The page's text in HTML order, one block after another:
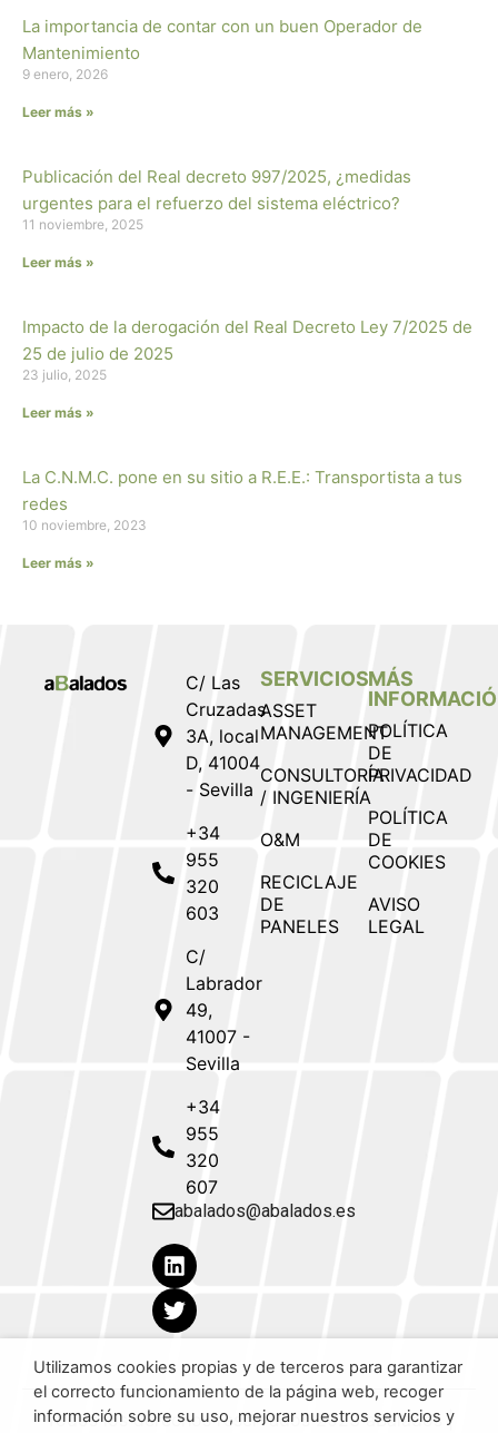
La importancia de contar con un buen Operador de
Mantenimiento
9 enero, 2026
Leer más »
Publicación del Real decreto 997/2025, ¿medidas
urgentes para el refuerzo del sistema eléctrico?
11 noviembre, 2025
Leer más »
Impacto de la derogación del Real Decreto Ley 7/2025 de
25 de julio de 2025
23 julio, 2025
Leer más »
La C.N.M.C. pone en su sitio a R.E.E.: Transportista a tus
redes
10 noviembre, 2023
Leer más »
C/ Las
Cruzadas
3A, local
D, 41004
- Sevilla
+34
955
320
603
C/
Labrador
49,
41007 -
Sevilla
+34
955
320
607
abalados@abalados.es
SERVICIOS
ASSET
MANAGEMENT
CONSULTORÍA
/ INGENIERÍA
O&M
RECICLAJE
DE
PANELES
MÁS
POLÍTICA
DE
PRIVACIDAD
POLÍTICA
DE
COOKIES
AVISO
LEGAL
Todos los derechos reservados 2023 aBalados |
Utilizamos cookies propias y de terceros para garantizar
el correcto funcionamiento de la página web, recoger
información sobre su uso, mejorar nuestros servicios y